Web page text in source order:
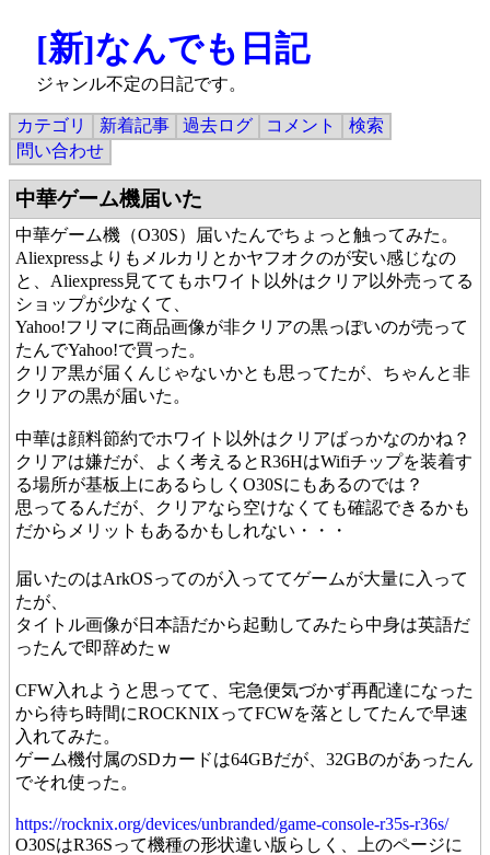
[新]なんでも日記
ジャンル不定の日記です。
カテゴリ 新着記事 過去ログ コメント
検索
問い合わせ
中華ゲーム機届いた
中華ゲーム機（O30S）届いたんでちょっと触ってみた。
Aliexpressよりもメルカリとかヤフオクのが安い感じなの
と、Aliexpress見ててもホワイト以外はクリア以外売ってる
ショップが少なくて、
Yahoo!フリマに商品画像が非クリアの黒っぽいのが売って
たんでYahoo!で買った。
クリア黒が届くんじゃないかとも思ってたが、ちゃんと非
クリアの黒が届いた。
中華は顔料節約でホワイト以外はクリアばっかなのかね？
クリアは嫌だが、よく考えるとR36HはWifiチップを装着す
る場所が基板上にあるらしくO30Sにもあるのでは？
思ってるんだが、クリアなら空けなくても確認できるかも
だからメリットもあるかもしれない・・・
届いたのはArkOSってのが入っててゲームが大量に入って
たが、
タイトル画像が日本語だから起動してみたら中身は英語だ
ったんで即辞めたｗ
CFW入れようと思ってて、宅急便気づかず再配達になった
から待ち時間にROCKNIXってFCWを落としてたんで早速
入れてみた。
ゲーム機付属のSDカードは64GBだが、32GBのがあったん
でそれ使った。
https://rocknix.org/devices/unbranded/game-console-r35s-r36s/
O30SはR36Sって機種の形状違い版らしく、上のページに